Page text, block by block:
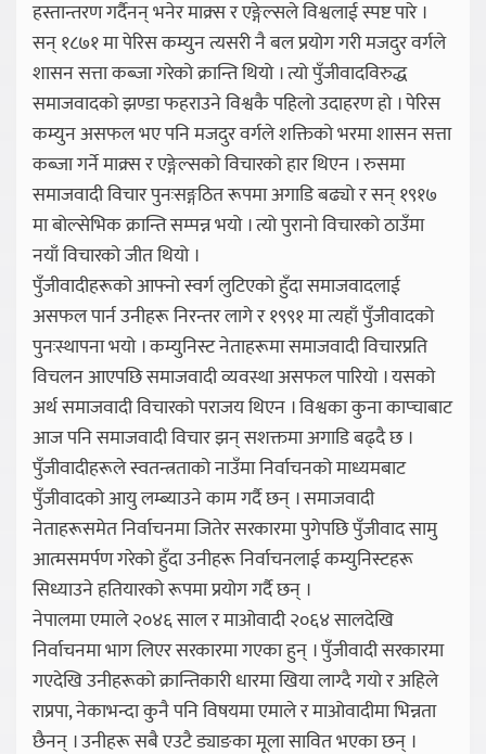
हस्तान्तरण गर्दैनन् भनेर माक्र्स र एङ्गेल्सले विश्वलाई स्पष्ट पारे ।
सन् १८७१ मा पेरिस कम्युन त्यसरी नै बल प्रयोग गरी मजदुर वर्गले
शासन सत्ता कब्जा गरेको क्रान्ति थियो । त्यो पुँजीवादविरुद्ध
समाजवादको झण्डा फहराउने विश्वकै पहिलो उदाहरण हो । पेरिस
कम्युन असफल भए पनि मजदुर वर्गले शक्तिको भरमा शासन सत्ता
कब्जा गर्ने माक्र्स र एङ्गेल्सको विचारको हार थिएन । रुसमा
समाजवादी विचार पुनःसङ्गठित रूपमा अगाडि बढ्यो र सन् १९१७
मा बोल्सेभिक क्रान्ति सम्पन्न भयो । त्यो पुरानो विचारको ठाउँमा
नयाँ विचारको जीत थियो ।
पुँजीवादीहरूको आफ्नो स्वर्ग लुटिएको हुँदा समाजवादलाई
असफल पार्न उनीहरू निरन्तर लागे र १९९१ मा त्यहाँ पुँजीवादको
पुनःस्थापना भयो । कम्युनिस्ट नेताहरूमा समाजवादी विचारप्रति
विचलन आएपछि समाजवादी व्यवस्था असफल पारियो । यसको
अर्थ समाजवादी विचारको पराजय थिएन । विश्वका कुना काप्चाबाट
आज पनि समाजवादी विचार झन् सशक्तमा अगाडि बढ्दै छ ।
पुँजीवादीहरूले स्वतन्त्रताको नाउँमा निर्वाचनको माध्यमबाट
पुँजीवादको आयु लम्ब्याउने काम गर्दै छन् । समाजवादी
नेताहरूसमेत निर्वाचनमा जितेर सरकारमा पुगेपछि पुँजीवाद सामु
आत्मसमर्पण गरेको हुँदा उनीहरू निर्वाचनलाई कम्युनिस्टहरू
सिध्याउने हतियारको रूपमा प्रयोग गर्दै छन् ।
नेपालमा एमाले २०४६ साल र माओवादी २०६४ सालदेखि
निर्वाचनमा भाग लिएर सरकारमा गएका हुन् । पुँजीवादी सरकारमा
गएदेखि उनीहरूको क्रान्तिकारी धारमा खिया लाग्दै गयो र अहिले
राप्रपा, नेकाभन्दा कुनै पनि विषयमा एमाले र माओवादीमा भिन्नता
छैनन् । उनीहरू सबै एउटै ड्याङका मूला सावित भएका छन् ।